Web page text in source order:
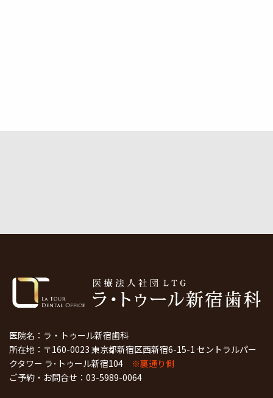
医院名：ラ・トゥール新宿歯科
所在地：〒160-0023 東京都新宿区西新宿6-15-1 セントラルパー
クタワー ラ･トゥール新宿104 ※裏通り側
ご予約・お問合せ： 03-5989-0064